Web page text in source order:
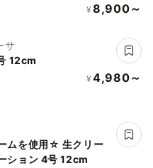
¥ 8,900～
サ
12cm
¥ 4,980～
ムを使用☆ 生クリー
ション 4号 12cm